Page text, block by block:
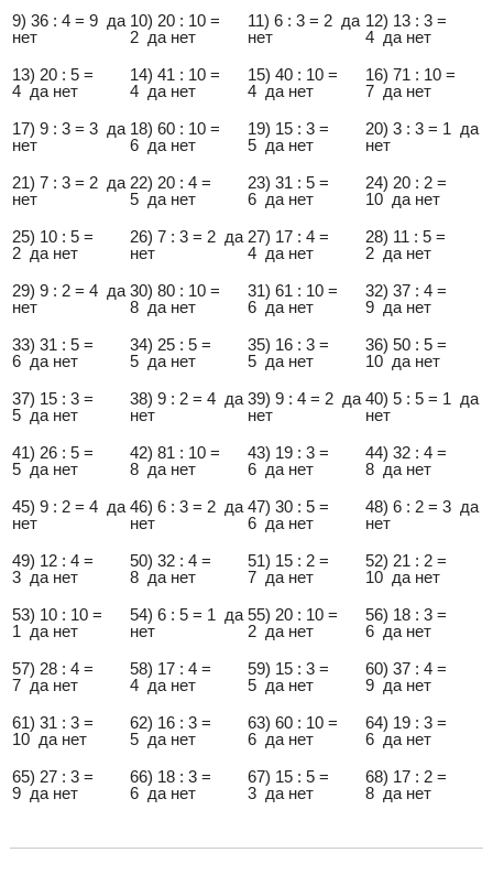
9) 36 : 4 = 9 да
нет
10) 20 : 10 =
2 да нет
11) 6 : 3 = 2 да
нет
12) 13 : 3 =
4 да нет
13) 20 : 5 =
4 да нет
14) 41 : 10 =
4 да нет
15) 40 : 10 =
4 да нет
16) 71 : 10 =
7 да нет
17) 9 : 3 = 3 да
нет
18) 60 : 10 =
6 да нет
19) 15 : 3 =
5 да нет
20) 3 : 3 = 1 да
нет
21) 7 : 3 = 2 да
нет
22) 20 : 4 =
5 да нет
23) 31 : 5 =
6 да нет
24) 20 : 2 =
10 да нет
25) 10 : 5 =
2 да нет
26) 7 : 3 = 2 да
нет
27) 17 : 4 =
4 да нет
28) 11 : 5 =
2 да нет
29) 9 : 2 = 4 да
нет
30) 80 : 10 =
8 да нет
31) 61 : 10 =
6 да нет
32) 37 : 4 =
9 да нет
33) 31 : 5 =
6 да нет
34) 25 : 5 =
5 да нет
35) 16 : 3 =
5 да нет
36) 50 : 5 =
10 да нет
37) 15 : 3 =
5 да нет
38) 9 : 2 = 4 да
нет
39) 9 : 4 = 2 да
нет
40) 5 : 5 = 1 да
нет
41) 26 : 5 =
5 да нет
42) 81 : 10 =
8 да нет
43) 19 : 3 =
6 да нет
44) 32 : 4 =
8 да нет
45) 9 : 2 = 4 да
нет
46) 6 : 3 = 2 да
нет
47) 30 : 5 =
6 да нет
48) 6 : 2 = 3 да
нет
49) 12 : 4 =
3 да нет
50) 32 : 4 =
8 да нет
51) 15 : 2 =
7 да нет
52) 21 : 2 =
10 да нет
53) 10 : 10 =
1 да нет
54) 6 : 5 = 1 да
нет
55) 20 : 10 =
2 да нет
56) 18 : 3 =
6 да нет
57) 28 : 4 =
7 да нет
58) 17 : 4 =
4 да нет
59) 15 : 3 =
5 да нет
60) 37 : 4 =
9 да нет
61) 31 : 3 =
10 да нет
62) 16 : 3 =
5 да нет
63) 60 : 10 =
6 да нет
64) 19 : 3 =
6 да нет
65) 27 : 3 =
9 да нет
66) 18 : 3 =
6 да нет
67) 15 : 5 =
3 да нет
68) 17 : 2 =
8 да нет